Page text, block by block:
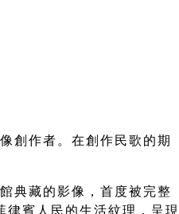
創作者。在創作民歌的期
典藏的影像，首度被完整
賓人民的生活紋理，呈現